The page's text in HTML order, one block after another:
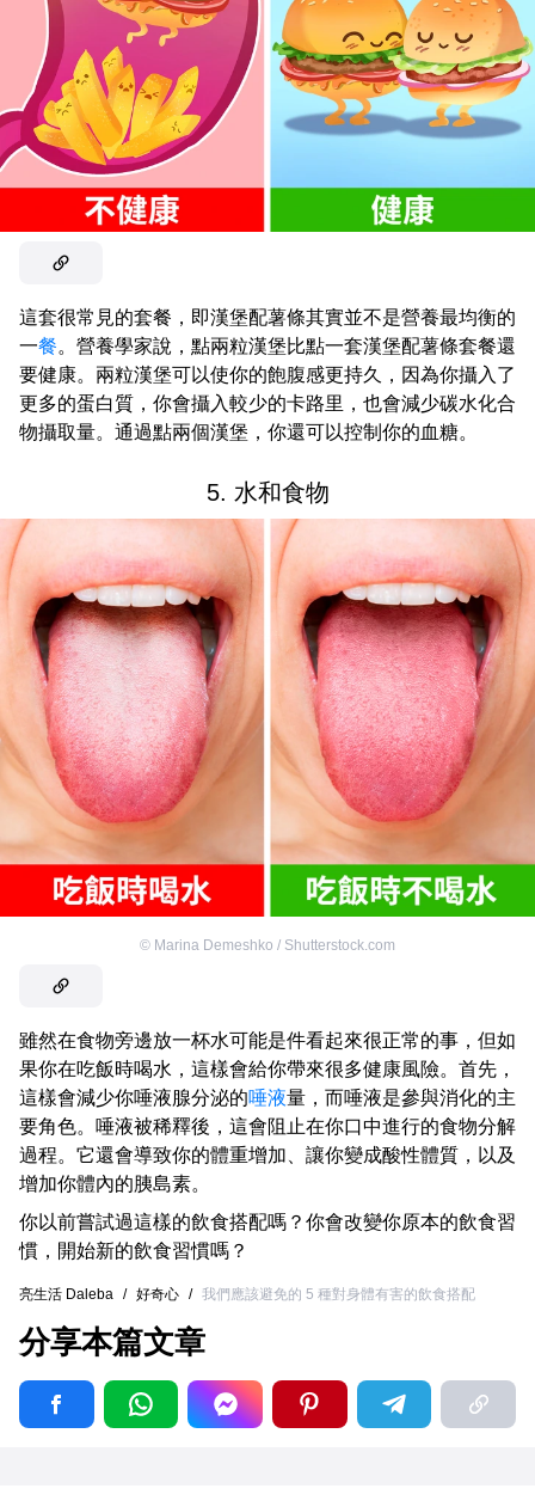
這套很常見的套餐，即漢堡配薯條其實並不是營養最均衡的
一餐。營養學家說，點兩粒漢堡比點一套漢堡配薯條套餐還
要健康。兩粒漢堡可以使你的飽腹感更持久，因為你攝入了
更多的蛋白質，你會攝入較少的卡路里，也會減少碳水化合
物攝取量。通過點兩個漢堡，你還可以控制你的血糖。
5. 水和食物
© Marina Demeshko / Shutterstock.com
雖然在食物旁邊放一杯水可能是件看起來很正常的事，但如
果你在吃飯時喝水，這樣會給你帶來很多健康風險。首先，
這樣會減少你唾液腺分泌的唾液量，而唾液是參與消化的主
要角色。唾液被稀釋後，這會阻止在你口中進行的食物分解
過程。它還會導致你的體重增加、讓你變成酸性體質，以及
增加你體內的胰島素。
你以前嘗試過這樣的飲食搭配嗎？你會改變你原本的飲食習
慣，開始新的飲食習慣嗎？
亮生活 Daleba / 好奇心 / 我們應該避免的 5 種對身體有害的飲食搭配
分享本篇文章